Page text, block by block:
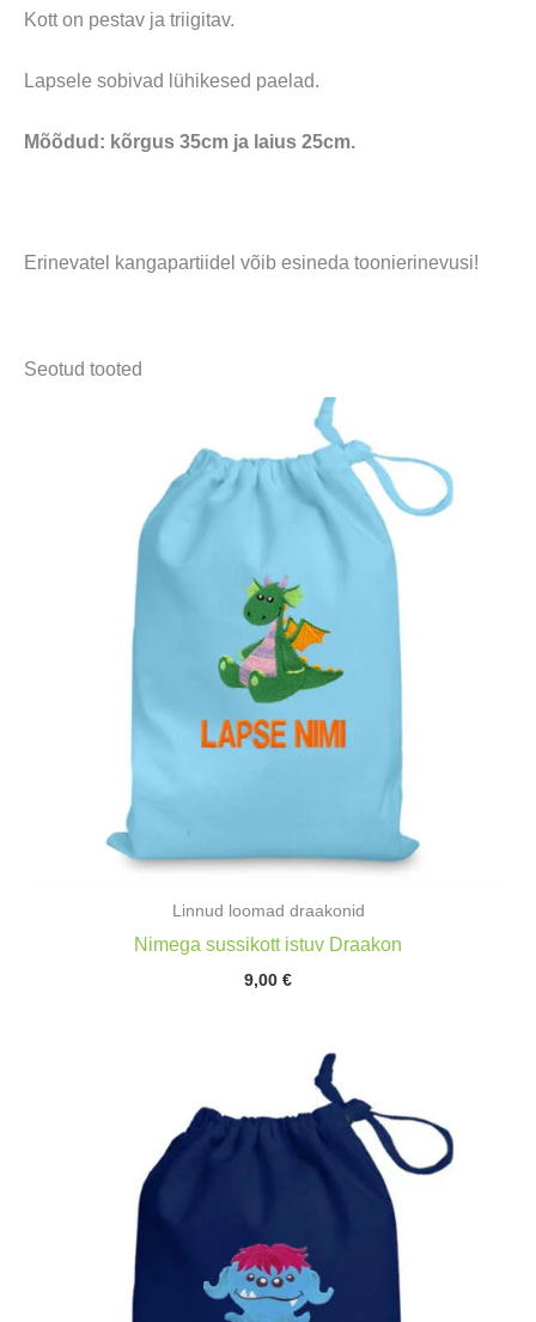
Kott on pestav ja triigitav.
Lapsele sobivad lühikesed paelad.
Mõõdud: kõrgus 35cm ja laius 25cm.
Erinevatel kangapartiidel võib esineda toonierinevusi!
Seotud tooted
Linnud loomad draakonid
Nimega sussikott istuv Draakon
9,00 €